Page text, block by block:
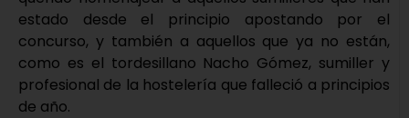
estado desde el principio apostando por el
concurso, y también a aquellos que ya no están,
como es el tordesillano Nacho Gómez, sumiller y
profesional de la hostelería que falleció a principios
de año.